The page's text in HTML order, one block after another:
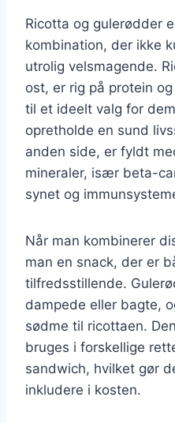
Ricotta og gulerødder
kombination, der ikke
utrolig velsmagende.
ost, er rig på protein
til et ideelt valg for
opretholde en sund
anden side, er fyldt
mineraler, især beta-
synet og
Når man kombinerer
man en snack, der er
tilfredsstillende.
dampede eller bagte,
sødme til ricottaen.
bruges i forskellige
sandwich, hvilket gør
inkludere i kosten.